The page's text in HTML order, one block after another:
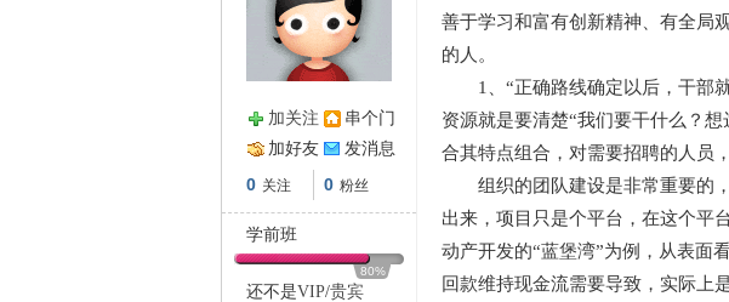
加关注
串个门
加好友
发消息
0 关注 0 粉丝
学前班
80%
还不是VIP/贵宾
善于学习和富有创新精神、有全局
的人。
1、“正确路线确定以后，干部就
资源就是要清楚“我们要干什么？
合其特点组合，对需要招聘的人员
组织的团队建设是非常重要的，
出来，项目只是个平台，在这个平
动产开发的“蓝堡湾”为例，从表面
回款维持现金流需要导致，实际上